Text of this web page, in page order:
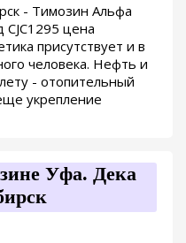
- Tимозин Альфа
цена
присутствует и в
человека. Нефть и
- отопительный
укрепление
Уфа. Дека